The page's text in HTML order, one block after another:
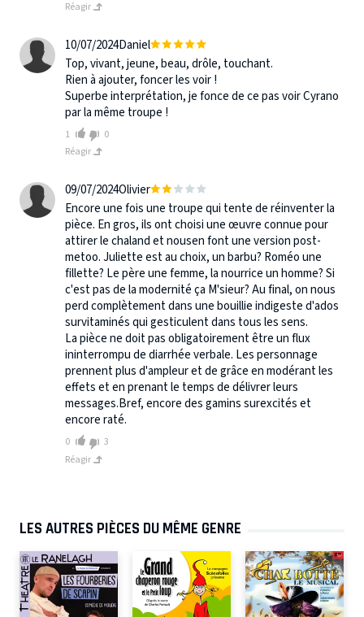
Réagir
10/07/2024Daniel
Top, vivant, jeune, beau, drôle, touchant.
Rien à ajouter, foncer les voir !
Superbe interprétation, je fonce de ce pas voir Cyrano
par la même troupe !
1
0
Réagir
09/07/2024Olivier
Encore une fois une troupe qui tente de réinventer la
pièce. En gros, ils ont choisi une œuvre connue pour
attirer le chaland et nousen font une version post-
metoo. Juliette est au choix, un barbu? Roméo une
fillette? Le père une femme, la nourrice un homme? Si
c'est pas de la modernité ça M'sieur? Au final, on nous
perd complètement dans une bouillie indigeste d'ados
survitaminés qui gesticulent dans tous les sens.
La pièce ne doit pas obligatoirement être un flux
ininterrompu de diarrhée verbale. Les personnage
prennent plus d'ampleur et de grâce en modérant les
effets et en prenant le temps de délivrer leurs
messages.Bref, encore des gamins surexcités et
encore raté.
0
3
Réagir
LES AUTRES PIÈCES DU MÊME GENRE